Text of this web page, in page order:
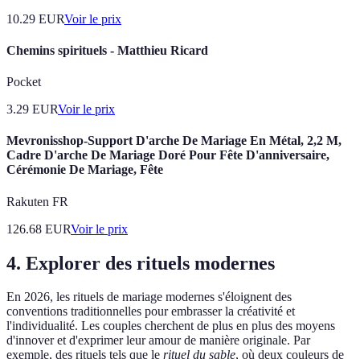
10.29 EURVoir le prix
Chemins spirituels - Matthieu Ricard
Pocket
3.29 EURVoir le prix
Mevronisshop-Support D'arche De Mariage En Métal, 2,2 M,
Cadre D'arche De Mariage Doré Pour Fête D'anniversaire,
Cérémonie De Mariage, Fête
Rakuten FR
126.68 EURVoir le prix
4. Explorer des rituels modernes
En 2026, les rituels de mariage modernes s'éloignent des
conventions traditionnelles pour embrasser la créativité et
l'individualité. Les couples cherchent de plus en plus des moyens
d'innover et d'exprimer leur amour de manière originale. Par
exemple, des rituels tels que le rituel du sable, où deux couleurs de